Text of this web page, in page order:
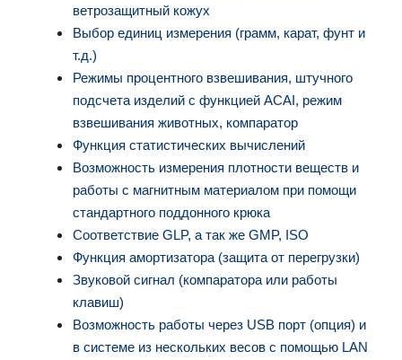
ветрозащитный кожух
Выбор единиц измерения (грамм, карат, фунт и
т.д.)
Режимы процентного взвешивания, штучного
подсчета изделий с функцией ACAI, режим
взвешивания животных, компаратор
Функция статистических вычислений
Возможность измерения плотности веществ и
работы с магнитным материалом при помощи
стандартного поддонного крюка
Соответствие GLP, а так же GMP, ISO
Функция амортизатора (защита от перегрузки)
Звуковой сигнал (компаратора или работы
клавиш)
Возможность работы через USB порт (опция) и
в системе из нескольких весов с помощью LAN